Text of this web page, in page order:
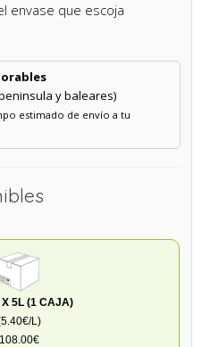
envase que escoja
y baleares)
estimado de envío a tu
X 5L (1 CAJA)
L)
108.00€